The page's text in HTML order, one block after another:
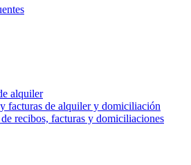
alquiler
facturas de alquiler y domiciliación
recibos, facturas y domiciliaciones